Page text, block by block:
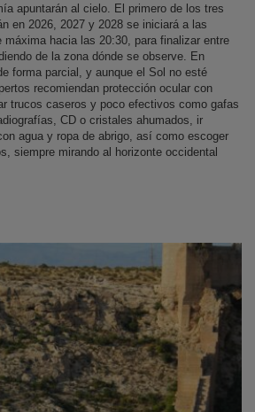
apuntarán al cielo. El primero de los tres
en 2026, 2027 y 2028 se iniciará a las
máxima hacia las 20:30, para finalizar entre
de la zona dónde se observe. En
forma parcial, y aunque el Sol no esté
recomiendan protección ocular con
trucos caseros y poco efectivos como gafas
CD o cristales ahumados, ir
agua y ropa de abrigo, así como escoger
siempre mirando al horizonte occidental